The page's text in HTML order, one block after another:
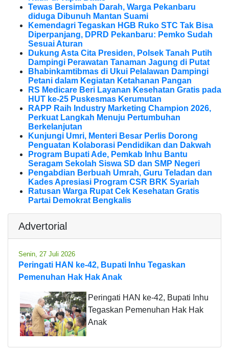
Tewas Bersimbah Darah, Warga Pekanbaru
diduga Dibunuh Mantan Suami
Kemendagri Tegaskan HGB Ruko STC Tak Bisa
Diperpanjang, DPRD Pekanbaru: Pemko Sudah
Sesuai Aturan
Dukung Asta Cita Presiden, Polsek Tanah Putih
Dampingi Perawatan Tanaman Jagung di Putat
Bhabinkamtibmas di Ukui Pelalawan Dampingi
Petani dalam Kegiatan Ketahanan Pangan
RS Medicare Beri Layanan Kesehatan Gratis pada
HUT ke-25 Puskesmas Kerumutan
RAPP Raih Industry Marketing Champion 2026,
Perkuat Langkah Menuju Pertumbuhan
Berkelanjutan
Kunjungi Umri, Menteri Besar Perlis Dorong
Penguatan Kolaborasi Pendidikan dan Dakwah
Program Bupati Ade, Pemkab Inhu Bantu
Seragam Sekolah Siswa SD dan SMP Negeri
Pengabdian Berbuah Umrah, Guru Teladan dan
Kades Apresiasi Program CSR BRK Syariah
Ratusan Warga Rupat Cek Kesehatan Gratis
Partai Demokrat Bengkalis
Advertorial
Senin, 27 Juli 2026
Peringati HAN ke-42, Bupati Inhu Tegaskan
Pemenuhan Hak Hak Anak
Peringati HAN ke-42, Bupati Inhu
Tegaskan Pemenuhan Hak Hak
Anak